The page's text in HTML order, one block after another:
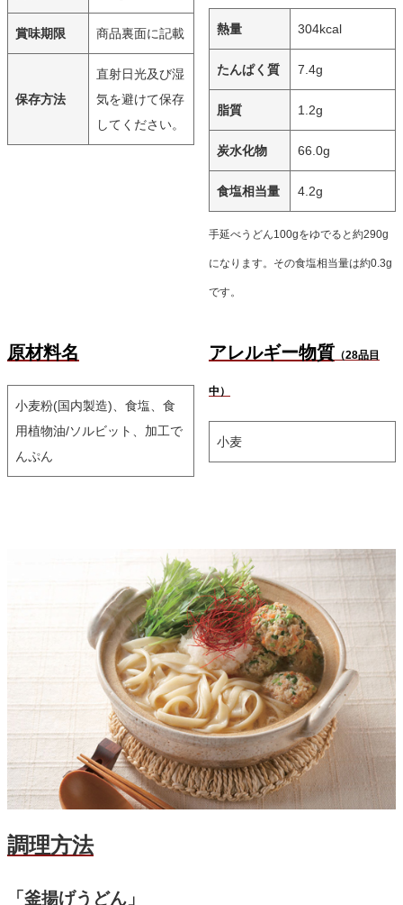
賞味期限 商品裏面に記載
保存方法
直射日光及び湿
気を避けて保存
してください。
熱量 304kcal
たんぱく質 7.4g
脂質 1.2g
炭水化物 66.0g
食塩相当量 4.2g
手延べうどん100gをゆでると約290g
になります。その食塩相当量は約0.3g
です。
原材料名
小麦粉(国内製造)、食塩、食
用植物油/ソルビット、加工で
んぷん
アレルギー物質 （28品目
中）
小麦
調理方法
「釜揚げうどん」